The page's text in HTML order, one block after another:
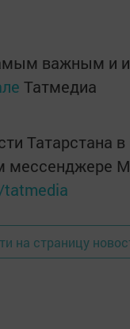
важным и
Татмедиа
Татарстана в
мессенджере
на страницу